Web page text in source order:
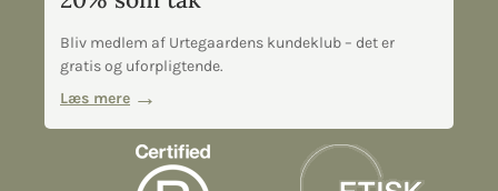
Bliv medlem af Urtegaardens kundeklub – det er
gratis og uforpligtende.
Læs mere